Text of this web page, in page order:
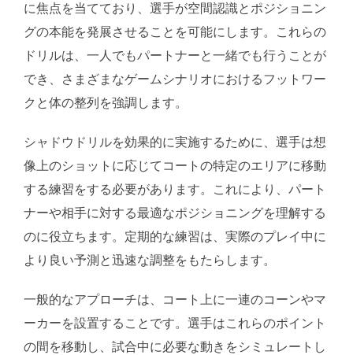
に焦点を当てており、選手が空間認識とポジショニン
グの本能を発展させることを可能にします。これらの
ドリルは、一人でもパートナーと一緒でも行うことが
でき、さまざまなゲームシナリオにおけるフットワー
クと体の整列を強調します。
シャドウドリルを効果的に実施するために、選手は想
像上のショットに応じてコートの特定のエリアに移動
する練習をする必要があります。これにより、パート
ナーや相手に対する最適なポジショニングを理解する
のに役立ちます。定期的な練習は、実際のプレイ中に
より良い予測と迅速な調整をもたらします。
一般的なアプローチは、コート上に一連のコーンやマ
ーカーを設置することです。選手はこれらのポイント
の間を移動し、試合中に必要な動きをシミュレートし